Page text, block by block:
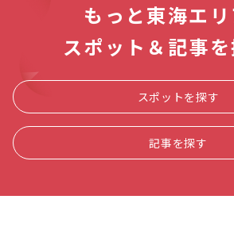
もっと東海エ
スポット＆記事
スポットを探す
記事を探す